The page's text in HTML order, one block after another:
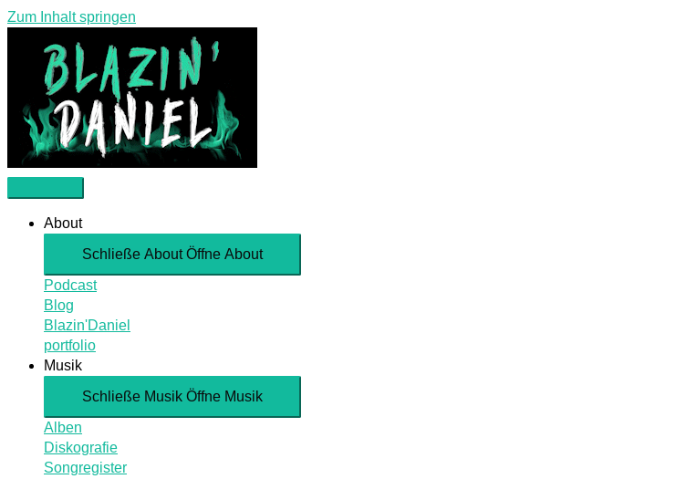
Zum Inhalt springen
About
Schließe About Öffne About
Podcast
Blog
Blazin'Daniel
portfolio
Musik
Schließe Musik Öffne Musik
Alben
Diskografie
Songregister